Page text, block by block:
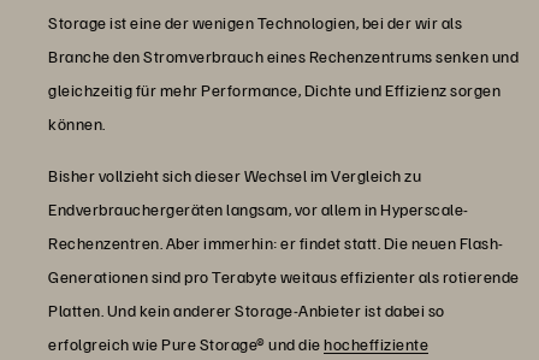
Storage ist eine der wenigen Technologien, bei der wir als
Branche den Stromverbrauch eines Rechenzentrums senken und
gleichzeitig für mehr Performance, Dichte und Effizienz sorgen
können.
Bisher vollzieht sich dieser Wechsel im Vergleich zu
Endverbrauchergeräten langsam, vor allem in Hyperscale-
Rechenzentren. Aber immerhin: er findet statt. Die neuen Flash-
Generationen sind pro Terabyte weitaus effizienter als rotierende
Platten. Und kein anderer Storage-Anbieter ist dabei so
erfolgreich wie Pure Storage® und diehocheffiziente